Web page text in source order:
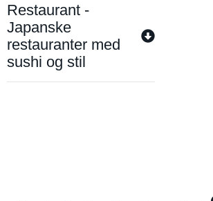
Restaurant -
Japanske
restauranter med
sushi og stil